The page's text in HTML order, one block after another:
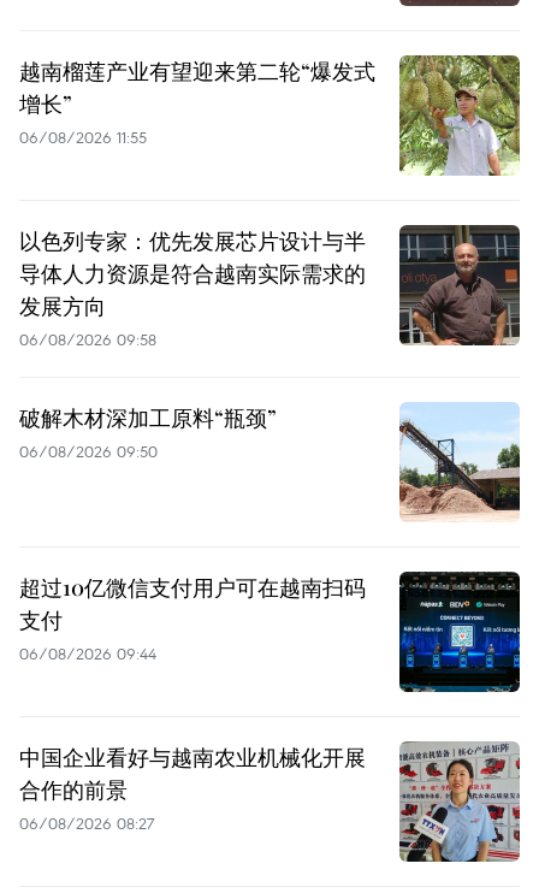
越南榴莲产业有望迎来第二轮“爆发式
增长”
06/08/2026 11:55
以色列专家：优先发展芯片设计与半
导体人力资源是符合越南实际需求的
发展方向
06/08/2026 09:58
破解木材深加工原料“瓶颈”
06/08/2026 09:50
超过10亿微信支付用户可在越南扫码
支付
06/08/2026 09:44
中国企业看好与越南农业机械化开展
合作的前景
06/08/2026 08:27